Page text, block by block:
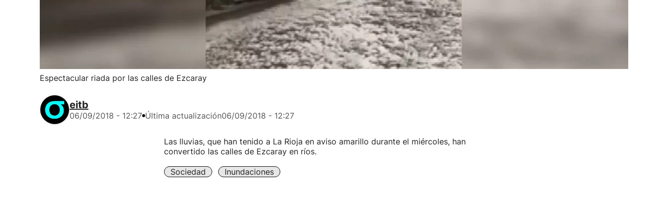
Espectacular riada por las calles de Ezcaray
eitb
06/09/2018 - 12:27 Última actualización06/09/2018 - 12:27
Las lluvias, que han tenido a La Rioja en aviso amarillo durante el miércoles, han
convertido las calles de Ezcaray en ríos.
Sociedad Inundaciones